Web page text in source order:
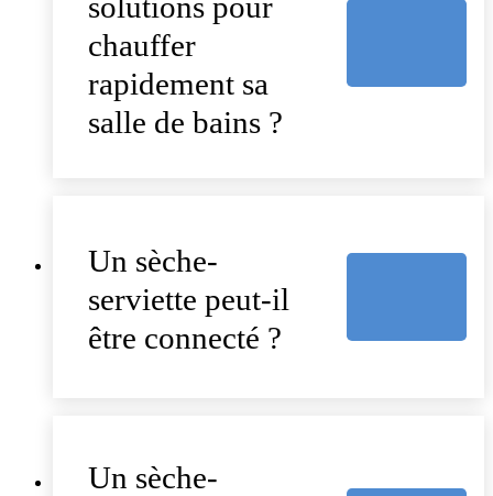
chauffer
rapidement sa
salle de bains ?
Un sèche-
serviette peut-il
être connecté ?
Un sèche-